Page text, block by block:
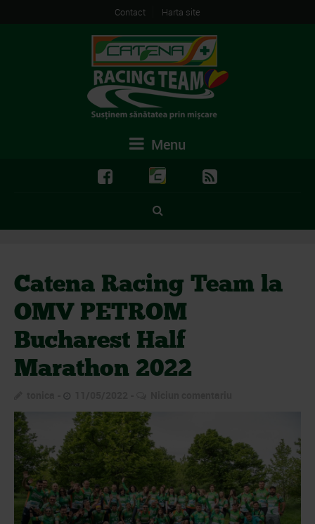
Contact Harta site
Menu
Catena Racing Team la
OMV PETROM
Bucharest Half
Marathon 2022